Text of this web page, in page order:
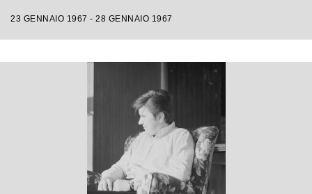
23 GENNAIO 1967 - 28 GENNAIO 1967